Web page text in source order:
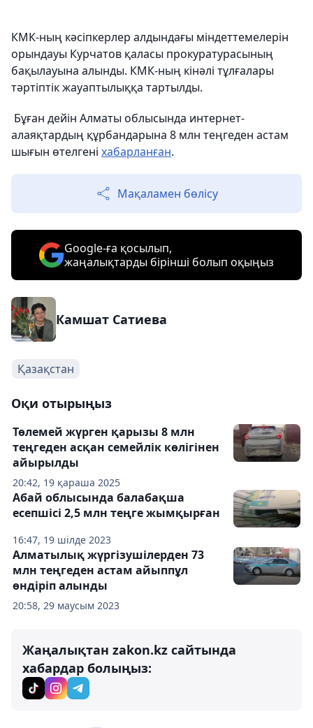
КМК-ның кәсіпкерлер алдындағы міндеттемелерін
орындауы Курчатов қаласы прокуратурасының
бақылауына алынды. КМК-ның кінәлі тұлғалары
тәртіптік жауаптылыққа тартылды.
Бұған дейін Алматы облысында интернет-
алаяқтардың құрбандарына 8 млн теңгеден астам
шығын өтелгені хабарланған.
Мақаламен бөлісу
Google-ға қосылып,
жаңалықтарды бірінші болып оқыңыз
Камшат Сатиева
Қазақстан
Оқи отырыңыз
20:42, 19 қараша 2025
Төлемей жүрген қарызы 8 млн
теңгеден асқан семейлік көлігінен
айырылды
16:47, 19 шілде 2023
Абай облысында балабақша
есепшісі 2,5 млн теңге жымқырған
20:58, 29 маусым 2023
Алматылық жүргізушілерден 73
млн теңгеден астам айыппұл
өндіріп алынды
Жаңалықтан zakon.kz сайтында
хабардар болыңыз: